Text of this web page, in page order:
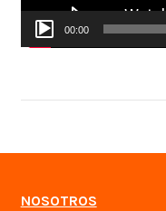
00:00
NOSOTROS